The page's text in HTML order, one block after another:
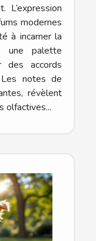
L’expression
modernes
à incarner la
une palette
des accords
notes de
révèlent
olfactives...